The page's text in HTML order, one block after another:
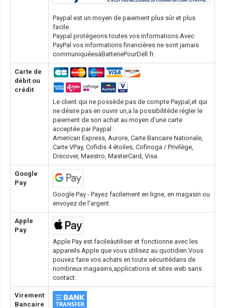
Paypal est un moyen de paiement plus sûr et plus
facile.
Paypal protégeons toutes vos informations.Avec
PayPal vos informations financières ne sont jamais
communiquéesàBatteriePourDell.fr.
Carte de
débit ou
crédit
Le client qui ne possède pas de compte Paypal,et qui
ne désire pas en ouvrir un,a la possibilitéde régler le
paiement de son achat au moyen d'une carte
acceptée par Paypal :
American Express, Aurore, Carte Bancaire Nationale,
Carte VPay, Cofidis 4 étoiles, Cofinoga / Privilège,
Discover, Maestro, MasterCard, Visa.
Google
Pay
Google Pay - Payez facilement en ligne, en magasin ou
envoyez de l'argent.
Apple
Pay
Apple Pay est facileàutiliser et fonctionne avec les
appareils Apple que vous utilisez au quotidien.Vous
pouvez faire vos achats en toute sécuritédans de
nombreux magasins,applications et sites web sans
contact.
Virement
Bancaire